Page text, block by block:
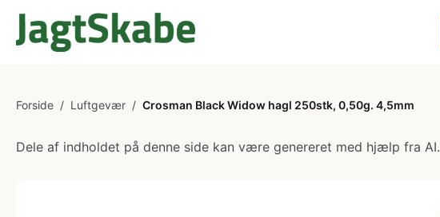
Forside / Luftgevær / Crosman Black Widow hagl 250stk, 0,50g. 4,5mm
Dele af indholdet på denne side kan være genereret med hjælp fra AI.